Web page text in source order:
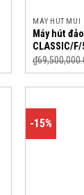
MÁY HÚT MÙI
Máy hút
CLASSIC/F/
₫
-15%